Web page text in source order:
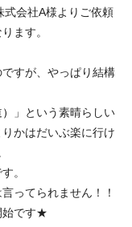
会社A様よりご依頼
ます。
すが、やっぱり結構
」という素晴らしい
かはだいぶ楽に行け
。
ってられません！！
始です★